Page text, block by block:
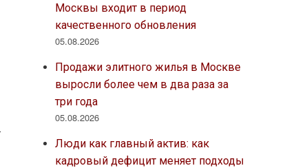
Москвы входит в период
качественного обновления
05.08.2026
Продажи элитного жилья в Москве
выросли более чем в два раза за
три года
05.08.2026
Люди как главный актив: как
кадровый дефицит меняет подходы